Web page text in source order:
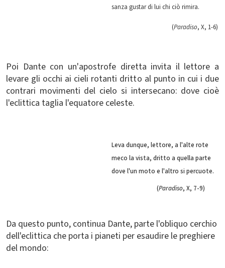
sanza gustar di lui chi ciò rimira.
(Paradiso, X, 1-6)
Poi Dante con un'apostrofe diretta invita il lettore a
levare gli occhi ai cieli rotanti dritto al punto in cui i due
contrari movimenti del cielo si intersecano: dove cioè
l'eclittica taglia l'equatore celeste.
Leva dunque, lettore, a l'alte rote
meco la vista, dritto a quella parte
dove l'un moto e l'altro si percuote.
(Paradiso, X, 7-9)
Da questo punto, continua Dante, parte l'obliquo cerchio
dell'eclittica che porta i pianeti per esaudire le preghiere
del mondo: